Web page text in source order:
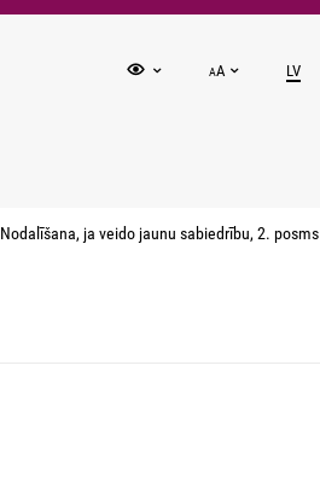
AA LV
Nodalīšana, ja veido jaunu sabiedrību, 2. posms